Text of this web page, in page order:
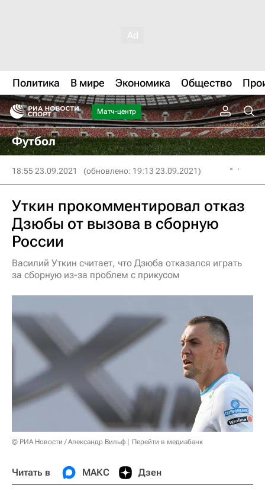
Политика В мире Экономика Общество
Матч-центр
Футбол
18:55 23.09.2021 (обновлено: 19:13 23.09.2021)
Уткин прокомментировал отказ
Дзюбы от вызова в сборную
России
Василий Уткин считает, что Дзюба отказался играть
за сборную из-за проблем с прикусом
© РИА Новости / Александр Вильф Перейти в медиабанк
Читать в МАКС Дзен